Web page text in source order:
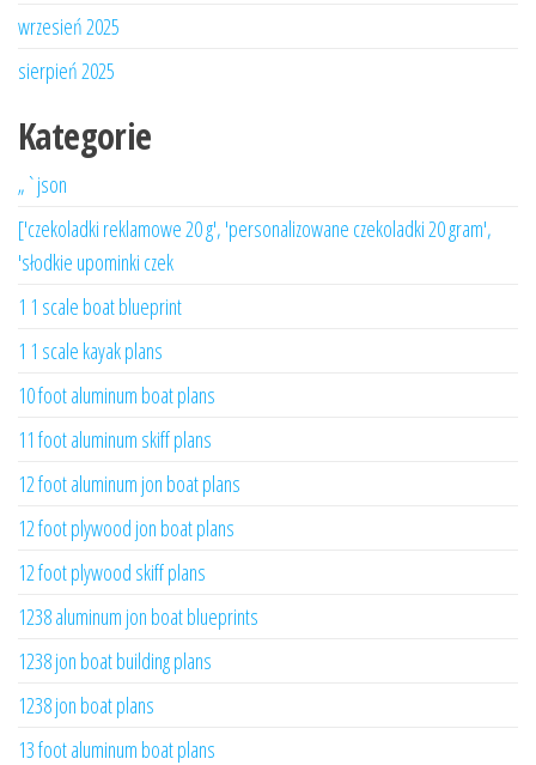
wrzesień 2025
sierpień 2025
Kategorie
„`json
['czekoladki reklamowe 20 g', 'personalizowane czekoladki 20 gram',
'słodkie upominki czek
1 1 scale boat blueprint
1 1 scale kayak plans
10 foot aluminum boat plans
11 foot aluminum skiff plans
12 foot aluminum jon boat plans
12 foot plywood jon boat plans
12 foot plywood skiff plans
1238 aluminum jon boat blueprints
1238 jon boat building plans
1238 jon boat plans
13 foot aluminum boat plans